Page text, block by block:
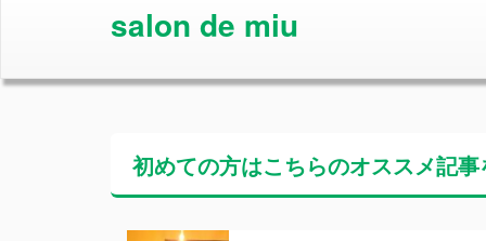
salon de miu
初めての方はこちらのオススメ記